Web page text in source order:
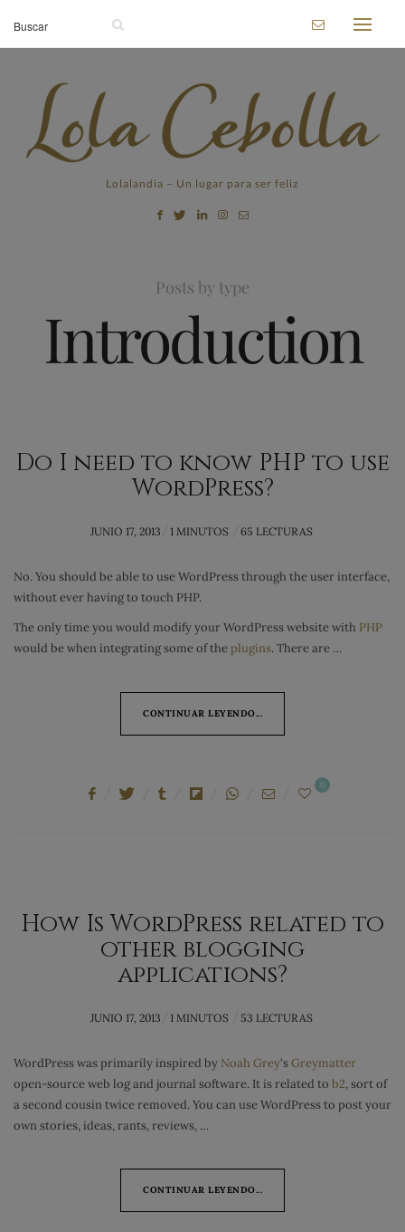
Lolalandia – Un lugar para ser feliz
Posts by type
Introduction
Do I need to know PHP to use
WordPress?
POSTED
JUNIO 17, 2013 1 MINUTOS 65 LECTURAS
No. You should be able to use WordPress through the user interface,
without ever having to touch PHP.
The only time you would modify your WordPress website with PHP
would be when integrating some of the plugins. There are …
CONTINUAR LEYENDO...
0
How Is WordPress related to
other blogging
applications?
POSTED
JUNIO 17, 2013 1 MINUTOS 53 LECTURAS
WordPress was primarily inspired by Noah Grey‘sGreymatter
open-source web log and journal software. It is related to b2, sort of
a second cousin twice removed. You can use WordPress to post your
own stories, ideas, rants, reviews, …
CONTINUAR LEYENDO...